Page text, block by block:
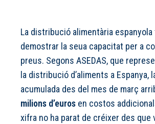
La distribució alimentària espanyola
demostrar la seua capacitat per a
preus. Segons ASEDAS, que
la distribució d’aliments a Espanya,
acumulada des del mes de març
milions d’euros en costos
xifra no ha parat de créixer des que